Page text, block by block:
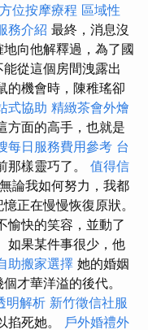
位按摩療程 區域性
務介紹 最終，消息沒
向他解釋過，為了國
從這個房間洩露出
的機會時，陳稚瑤卻
式協助 精緻茶會外燴
方面的高手，也就是
每日服務費用參考 台
那樣靈巧了。 值得信
無論我如何努力，我都
正在慢慢恢復原狀。
愉快的笑容，並動了
如果某件事很少，他
助搬家選擇 她的婚姻
才華洋溢的後代。
明解析 新竹徵信社服
掐死她。 戶外婚禮外